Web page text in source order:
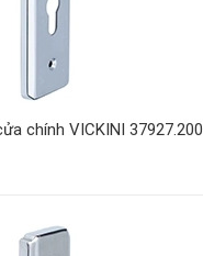
chính VICKINI 37927.200